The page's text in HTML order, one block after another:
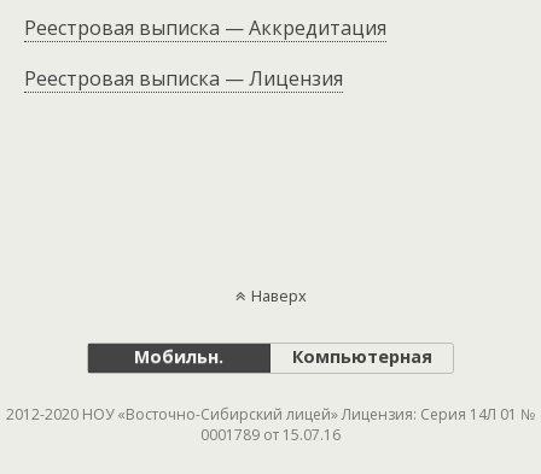
Реестровая выписка — Аккредитация
Реестровая выписка — Лицензия
Наверх
Мобильн. Компьютерная
2012-2020 НОУ «Восточно-Сибирский лицей» Лицензия: Серия 14Л 01 №
0001789 от 15.07.16